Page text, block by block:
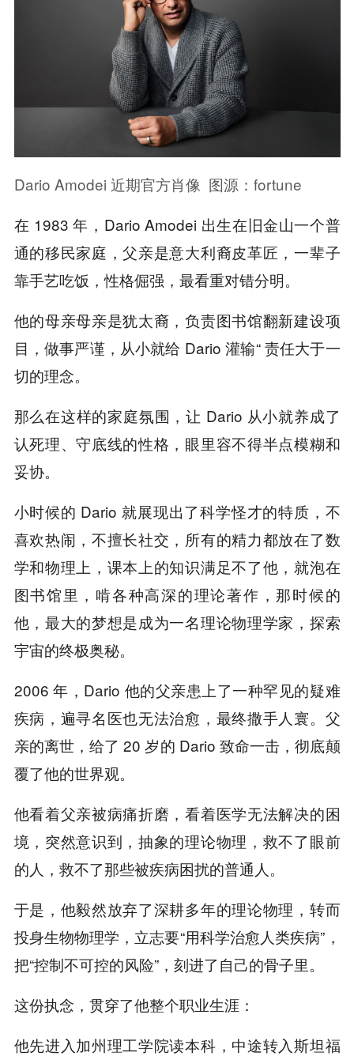
Dario Amodei 近期官方肖像 图源： fortune
在 1983 年，Dario Amodei 出生在旧金山一个普
通的移民家庭，父亲是意大利裔皮革匠，一辈子
靠手艺吃饭，性格倔强，最看重对错分明。
他的母亲母亲是犹太裔，负责图书馆翻新建设项
目，做事严谨，从小就给 Dario 灌输“ 责任大于一
切的理念。
那么在这样的家庭氛围，让 Dario 从小就养成了
认死理、守底线的性格，眼里容不得半点模糊和
妥协。
小时候的 Dario 就展现出了科学怪才的特质，不
喜欢热闹，不擅长社交，所有的精力都放在了数
学和物理上，课本上的知识满足不了他，就泡在
图书馆里，啃各种高深的理论著作，那时候的
他，最大的梦想是成为一名理论物理学家，探索
宇宙的终极奥秘。
2006 年，Dario 他的父亲患上了一种罕见的疑难
疾病，遍寻名医也无法治愈，最终撒手人寰。父
亲的离世，给了 20 岁的 Dario 致命一击，彻底颠
覆了他的世界观。
他看着父亲被病痛折磨，看着医学无法解决的困
境，突然意识到，抽象的理论物理，救不了眼前
的人，救不了那些被疾病困扰的普通人。
于是，他毅然放弃了深耕多年的理论物理，转而
投身生物物理学，立志要“用科学治愈人类疾病”，
把“控制不可控的风险”，刻进了自己的骨子里。
这份执念，贯穿了他整个职业生涯：
他先进入加州理工学院读本科，中途转入斯坦福